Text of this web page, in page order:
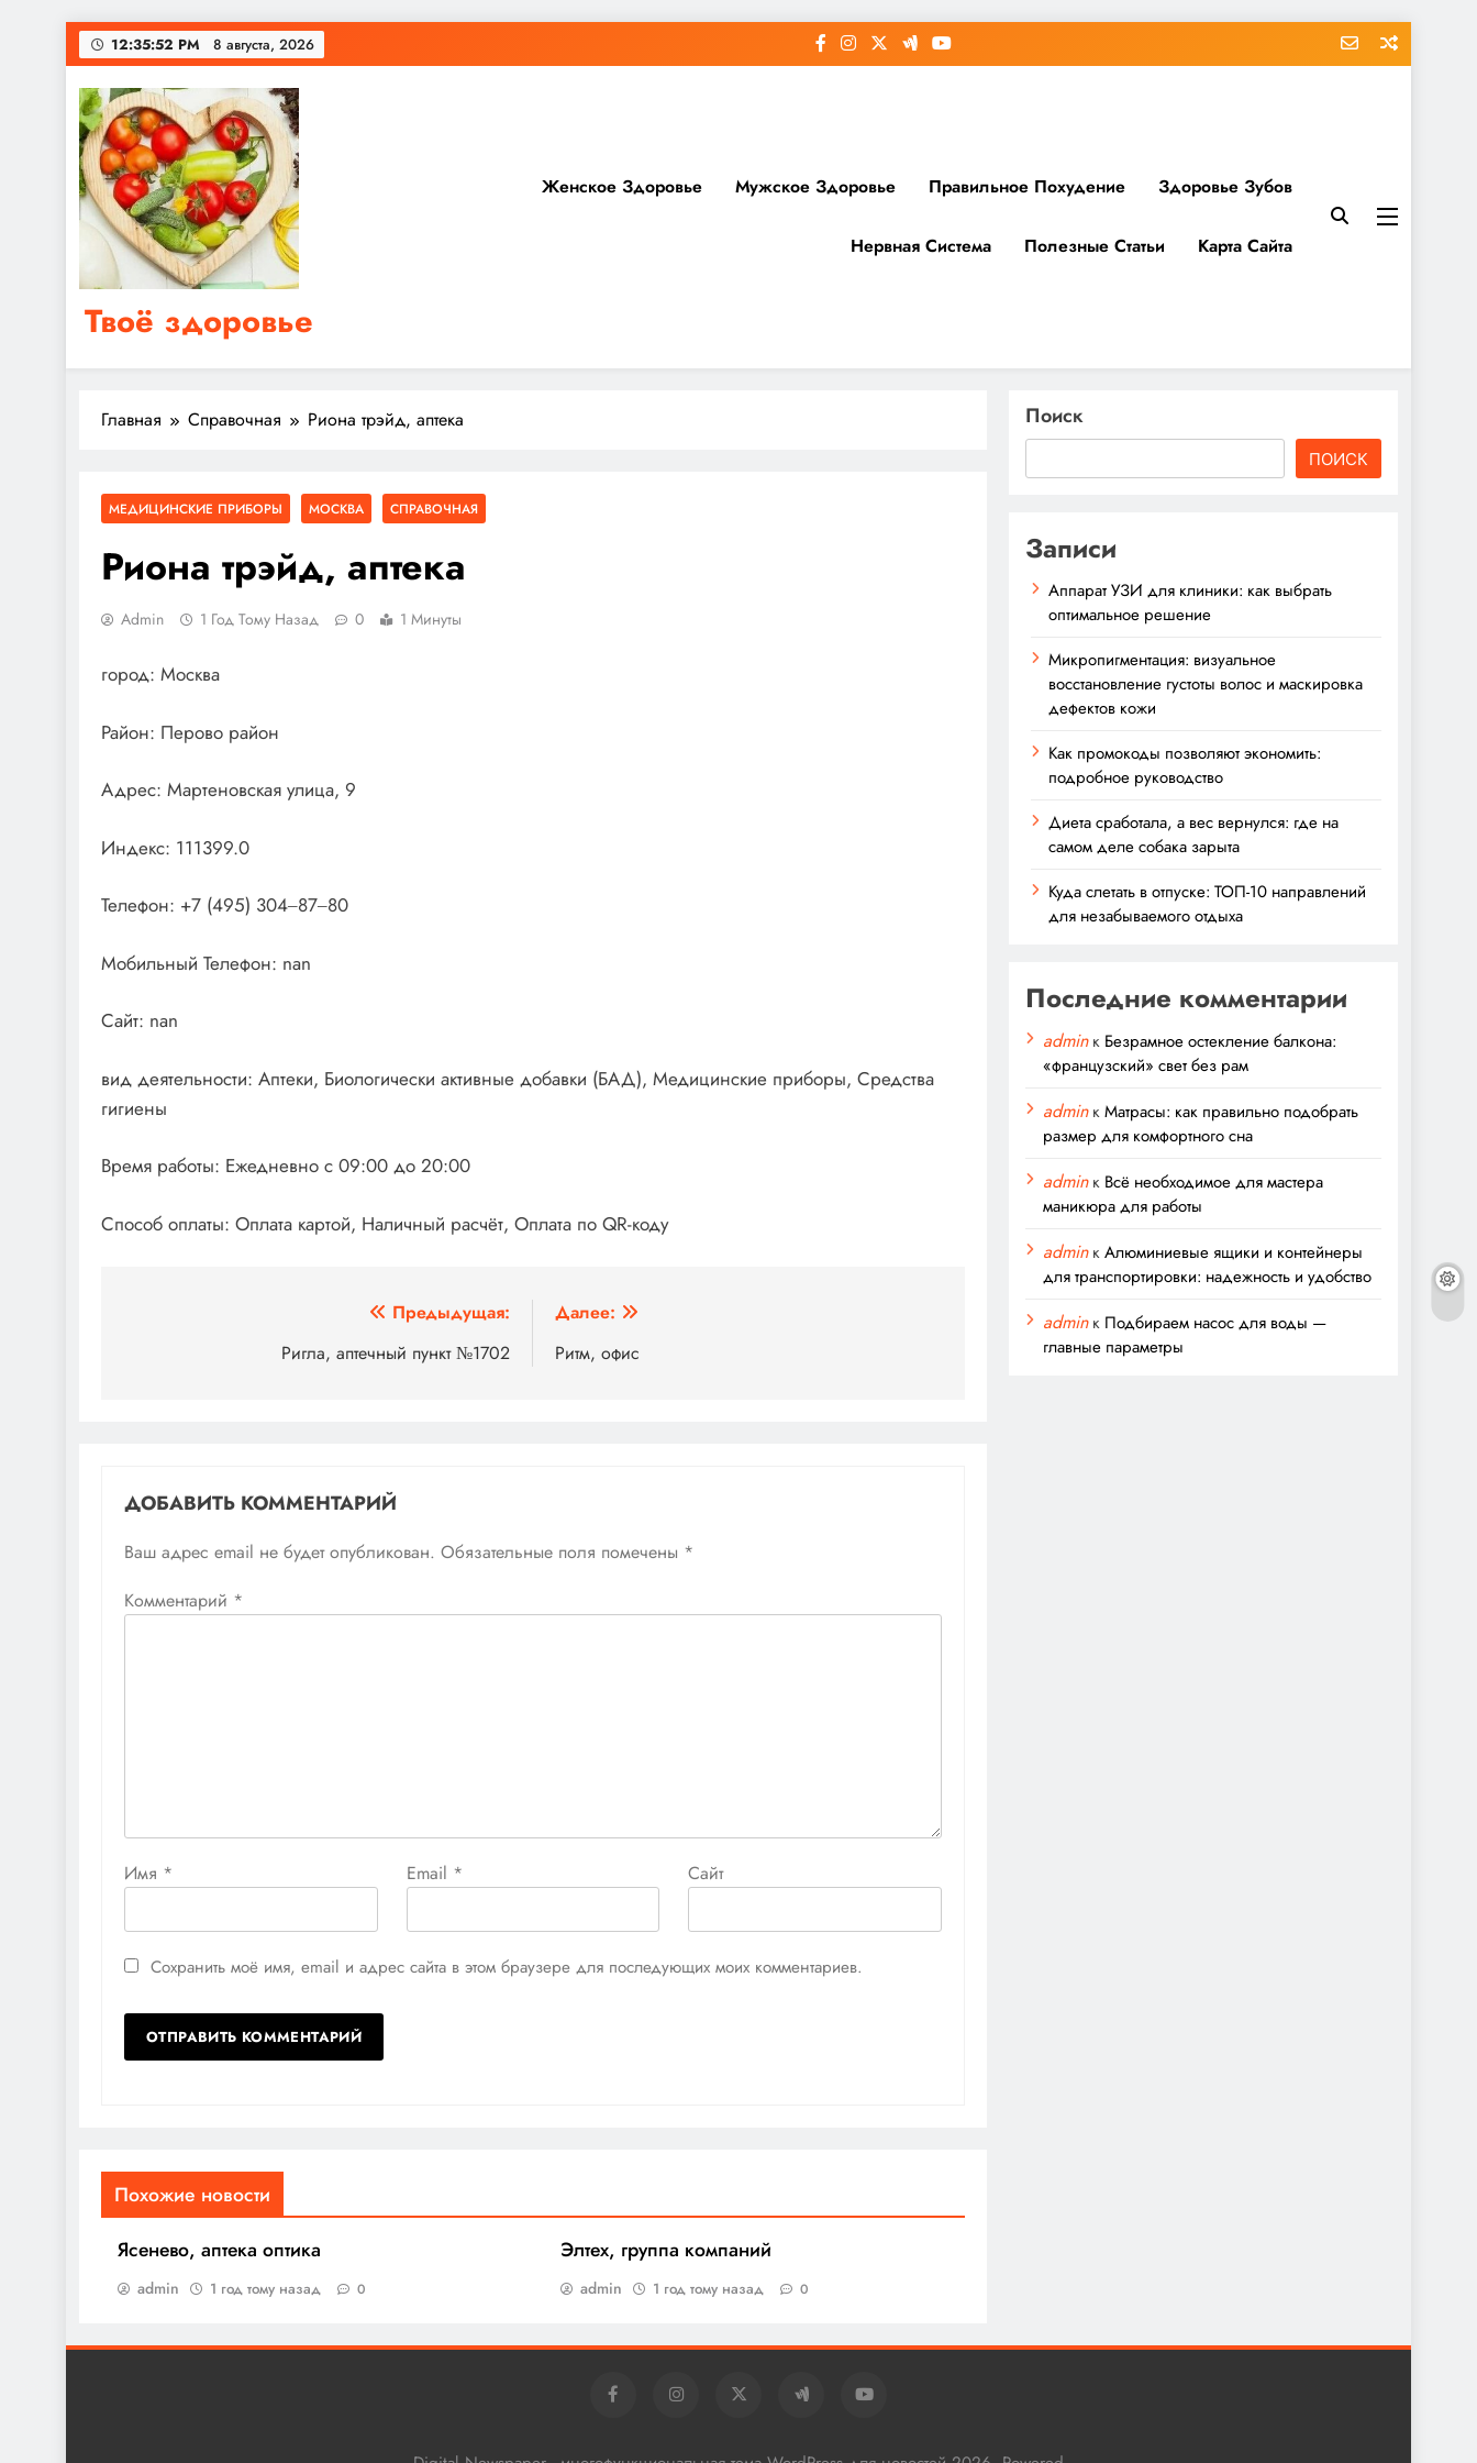
Перейти
к
содержимому
12:35:52 PM 8 августа, 2026
Твоё здоровье
Сайт о правильном питании, женском и мужском здоровье
Женское Здоровье Мужское Здоровье Правильное Похудение Здоровье Зубов
Нервная Система Полезные Статьи Карта Сайта
Главная Справочная Риона трэйд, аптека
МЕДИЦИНСКИЕ ПРИБОРЫ МОСКВА СПРАВОЧНАЯ
Риона трэйд, аптека
Admin 1 Год Тому Назад 0 1 Минуты
город: Москва
Район: Перово район
Адрес: Мартеновская улица, 9
Индекс: 111399.0
Телефон: +7 (495) 304‒87‒80
Мобильный Телефон: nan
Сайт: nan
вид деятельности: Аптеки, Биологически активные добавки (БАД), Медицинские приборы, Средства
гигиены
Время работы: Ежедневно с 09:00 до 20:00
Способ оплаты: Оплата картой, Наличный расчёт, Оплата по QR-коду
Предыдущая:
Ригла, аптечный пункт №1702
Далее:
Ритм, офис
ДОБАВИТЬ КОММЕНТАРИЙ
Ваш адрес email не будет опубликован. Обязательные поля помечены *
Комментарий *
Имя * Email * Сайт
Сохранить моё имя, email и адрес сайта в этом браузере для последующих моих комментариев.
Похожие новости
Ясенево, аптека оптика
admin 1 год тому назад 0
Элтех, группа компаний
admin 1 год тому назад 0
Поиск
ПОИСК
Записи
Аппарат УЗИ для клиники: как выбрать
оптимальное решение
Микропигментация: визуальное
восстановление густоты волос и маскировка
дефектов кожи
Как промокоды позволяют экономить:
подробное руководство
Диета сработала, а вес вернулся: где на
самом деле собака зарыта
Куда слетать в отпуске: ТОП-10 направлений
для незабываемого отдыха
Последние комментарии
adminк Безрамное остекление балкона:
«французский» свет без рам
adminкМатрасы: как правильно подобрать
размер для комфортного сна
adminк Всё необходимое для мастера
маникюра для работы
adminкАлюминиевые ящики и контейнеры
для транспортировки: надежность и удобство
adminк Подбираем насос для воды —
главные параметры